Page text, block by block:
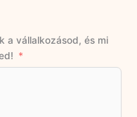
a vállalkozásod, és mi